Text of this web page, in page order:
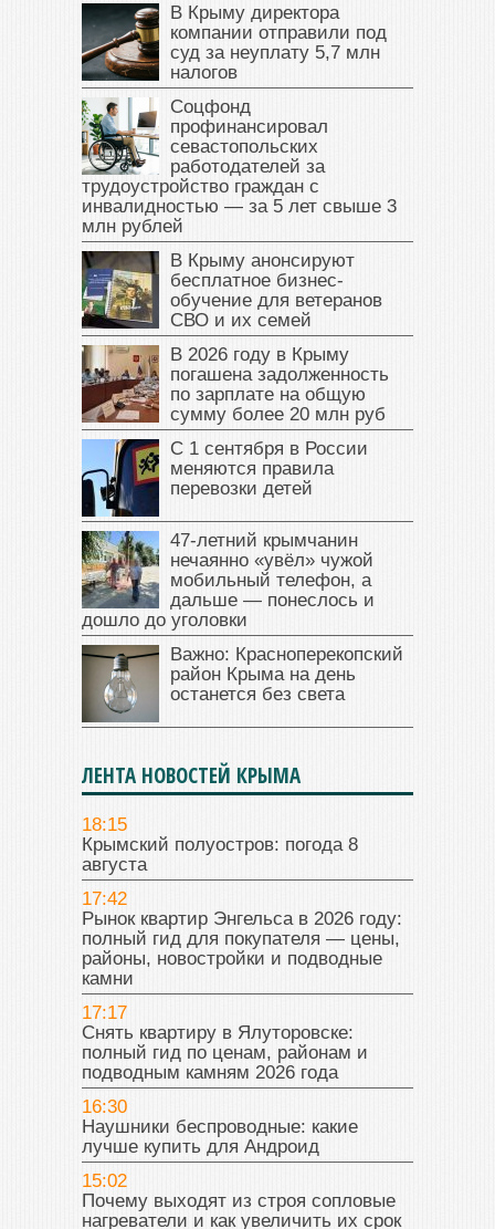
В Крыму директора
компании отправили под
суд за неуплату 5,7 млн
налогов
Соцфонд
профинансировал
севастопольских
работодателей за
трудоустройство граждан с
инвалидностью — за 5 лет свыше 3
млн рублей
В Крыму анонсируют
бесплатное бизнес-
обучение для ветеранов
СВО и их семей
В 2026 году в Крыму
погашена задолженность
по зарплате на общую
сумму более 20 млн руб
С 1 сентября в России
меняются правила
перевозки детей
47‑летний крымчанин
нечаянно «увёл» чужой
мобильный телефон, а
дальше — понеслось и
дошло до уголовки
Важно: Красноперекопский
район Крыма на день
останется без света
ЛЕНТА НОВОСТЕЙ КРЫМА
18:15
Крымский полуостров: погода 8
августа
17:42
Рынок квартир Энгельса в 2026 году:
полный гид для покупателя — цены,
районы, новостройки и подводные
камни
17:17
Снять квартиру в Ялуторовске:
полный гид по ценам, районам и
подводным камням 2026 года
16:30
Наушники беспроводные: какие
лучше купить для Андроид
15:02
Почему выходят из строя сопловые
нагреватели и как увеличить их срок